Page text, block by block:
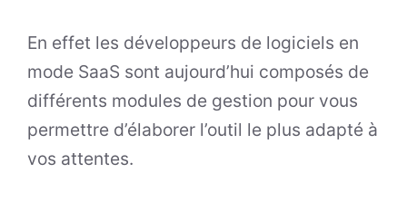
En effet les développeurs de logiciels en
mode SaaS sont aujourd’hui composés de
différents modules de gestion pour vous
permettre d’élaborer l’outil le plus adapté à
vos attentes.